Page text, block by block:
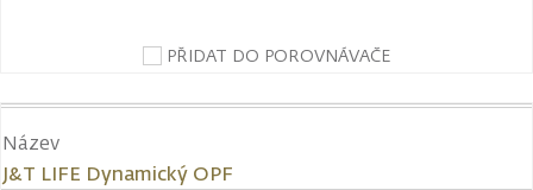
PŘIDAT DO POROVNÁVAČE
Název
J&T LIFE Dynamický OPF